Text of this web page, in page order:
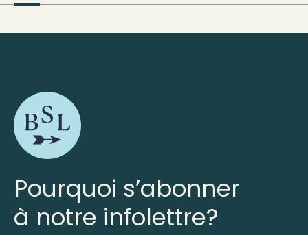
Pourquoi s’abonner
à notre infolettre?